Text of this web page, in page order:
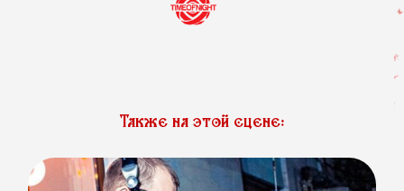
Также на этой сцене: